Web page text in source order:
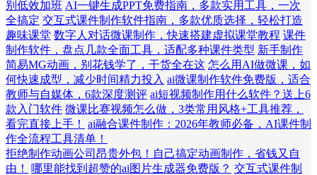
别低效加班 AI一键生成PPT免费指南，多款实用工具，一次
全搞定 交互式课件制作软件指南，多款优质选择，轻松打造
趣味课堂 数字人对话微课制作，快速搭建虚拟课堂教程 课件
制作软件，盘点几款全面工具，适配多种课件类型 新手制作
简易MG动画，别花钱学了，干货全在这 怎么用AI做微课，如
何快速成型，减少时间精力投入 ai微课制作软件免费版，适合
教师与自媒体，6款深度测评 ai短视频制作用什么软件？送上6
款入门软件 微课比赛视频怎么做，3类常用风格+工具推荐，
看完直接上手！
ai融合课件制作：2026年教师必备，AI课件制
作全流程工具清单！
拒绝制作动画公司昂贵外包！自己搞定动画制作，省钱又自
由！
哪里能找到超赞的ai图片生成器免费版？ 交互式课件制